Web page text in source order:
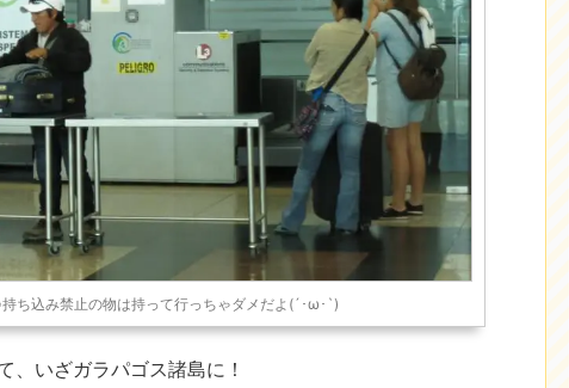
ち込み禁止の物は持って行っちゃダメだよ(´･ω･`)
、いざガラパゴス諸島に！